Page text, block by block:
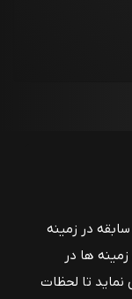
موزیک با بیش از ۱۲ سال سابقه در زمینه
ها در
تا لحظات